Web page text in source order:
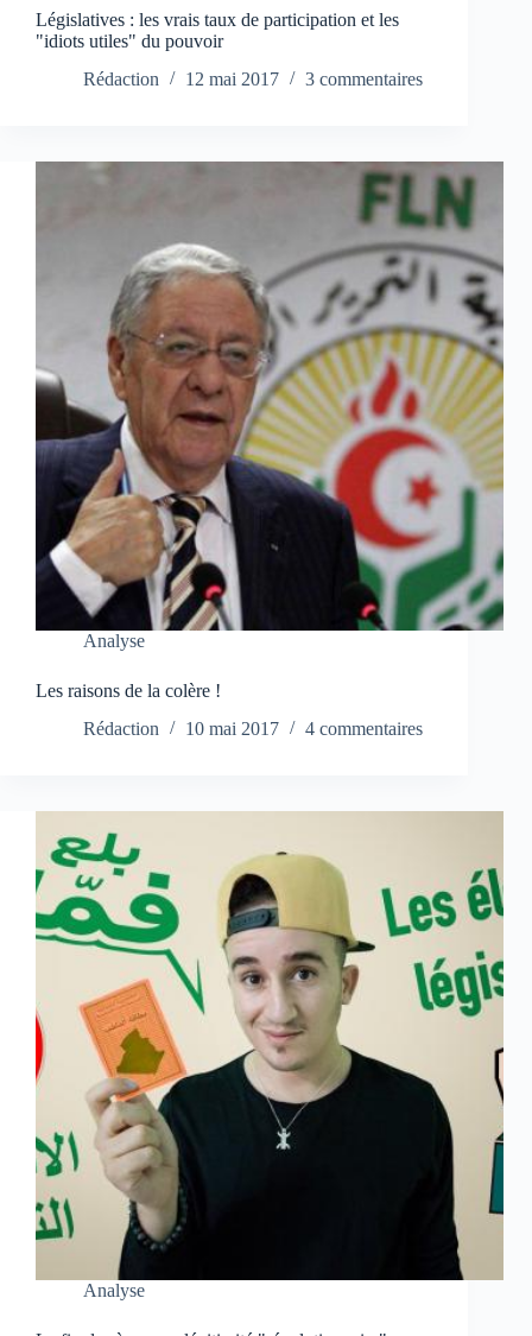
Législatives : les vrais taux de participation et les
"idiots utiles" du pouvoir
Rédaction
12 mai 2017 3 commentaires
Analyse
Les raisons de la colère !
Rédaction
10 mai 2017 4 commentaires
Analyse